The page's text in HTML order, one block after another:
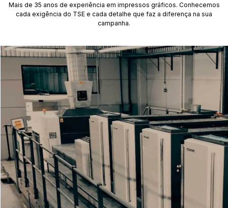
Mais de 35 anos de experiência em impressos gráficos. Conhecemos
cada exigência do TSE e cada detalhe que faz a diferença na sua
campanha.